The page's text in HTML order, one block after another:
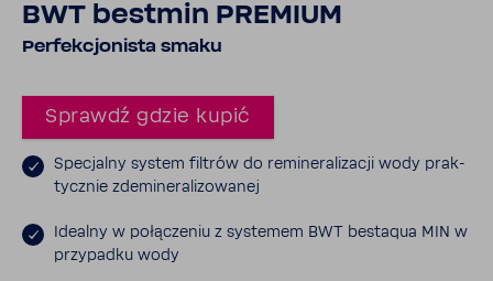
BWT bestmin PREMIUM
Perfek­cjo­nista smaku
Sprawdź gdzie kupić
Specjalny system filtrów do remi­ne­ra­li­zacji wody prak­
tycznie zdemi­ne­ra­li­zo­wanej
Idealny w połą­czeniu z systemem BWT bestaqua MIN w
przy­padku wody